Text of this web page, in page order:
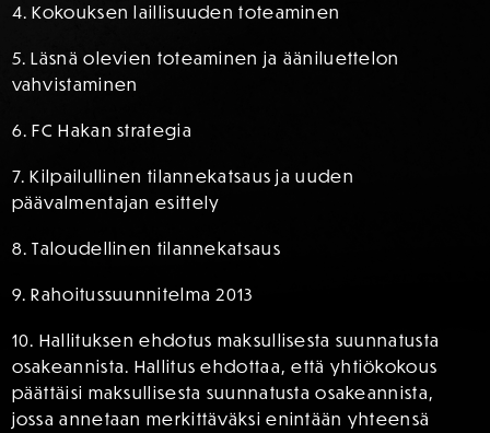
4. Kokouksen laillisuuden toteaminen
5. Läsnä olevien toteaminen ja ääniluettelon
vahvistaminen
6. FC Hakan strategia
7. Kilpailullinen tilannekatsaus ja uuden
päävalmentajan esittely
8. Taloudellinen tilannekatsaus
9. Rahoitussuunnitelma 2013
10. Hallituksen ehdotus maksullisesta suunnatusta
osakeannista. Hallitus ehdottaa, että yhtiökokous
päättäisi maksullisesta suunnatusta osakeannista,
jossa annetaan merkittäväksi enintään yhteensä